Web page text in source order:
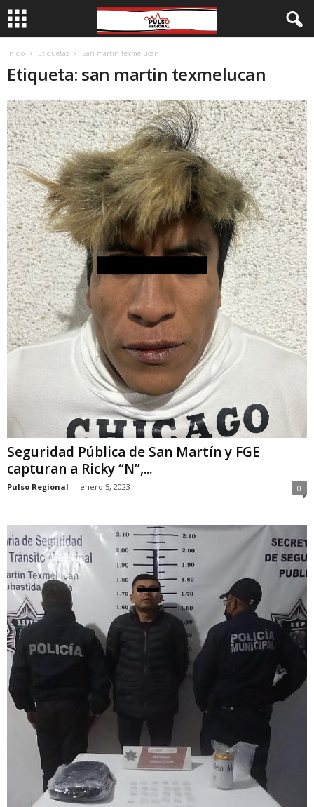
Inicio Etiquetas San martin texmelucan
Etiqueta: san martin texmelucan
Seguridad Pública de San Martín y FGE
capturan a Ricky “N”,...
Pulso Regional - enero 5, 2023 0